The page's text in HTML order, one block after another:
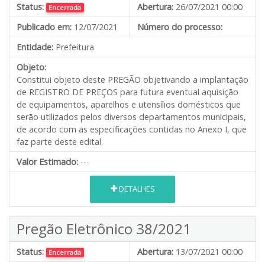
Status: Encerrada Abertura: 26/07/2021 00:00
Publicado em: 12/07/2021
Número do processo:
Entidade: Prefeitura
Objeto:
Constitui objeto deste PREGÃO objetivando a implantação
de REGISTRO DE PREÇOS para futura eventual aquisição
de equipamentos, aparelhos e utensílios domésticos que
serão utilizados pelos diversos departamentos municipais,
de acordo com as especificações contidas no Anexo I, que
faz parte deste edital.
Valor Estimado: ---
DETALHES
Pregão Eletrônico 38/2021
Status: Encerrada Abertura: 13/07/2021 00:00